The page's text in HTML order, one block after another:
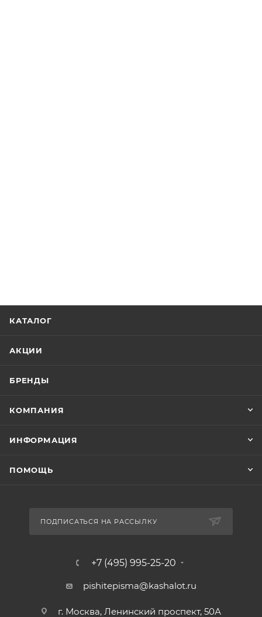
КАТАЛОГ
АКЦИИ
БРЕНДЫ
КОМПАНИЯ
ИНФОРМАЦИЯ
ПОМОЩЬ
ПОДПИСАТЬСЯ НА РАССЫЛКУ
+7 (495) 995-25-20​
pishitepisma@kashalot.ru
г. Москва, Ленинский проспект, 50А​